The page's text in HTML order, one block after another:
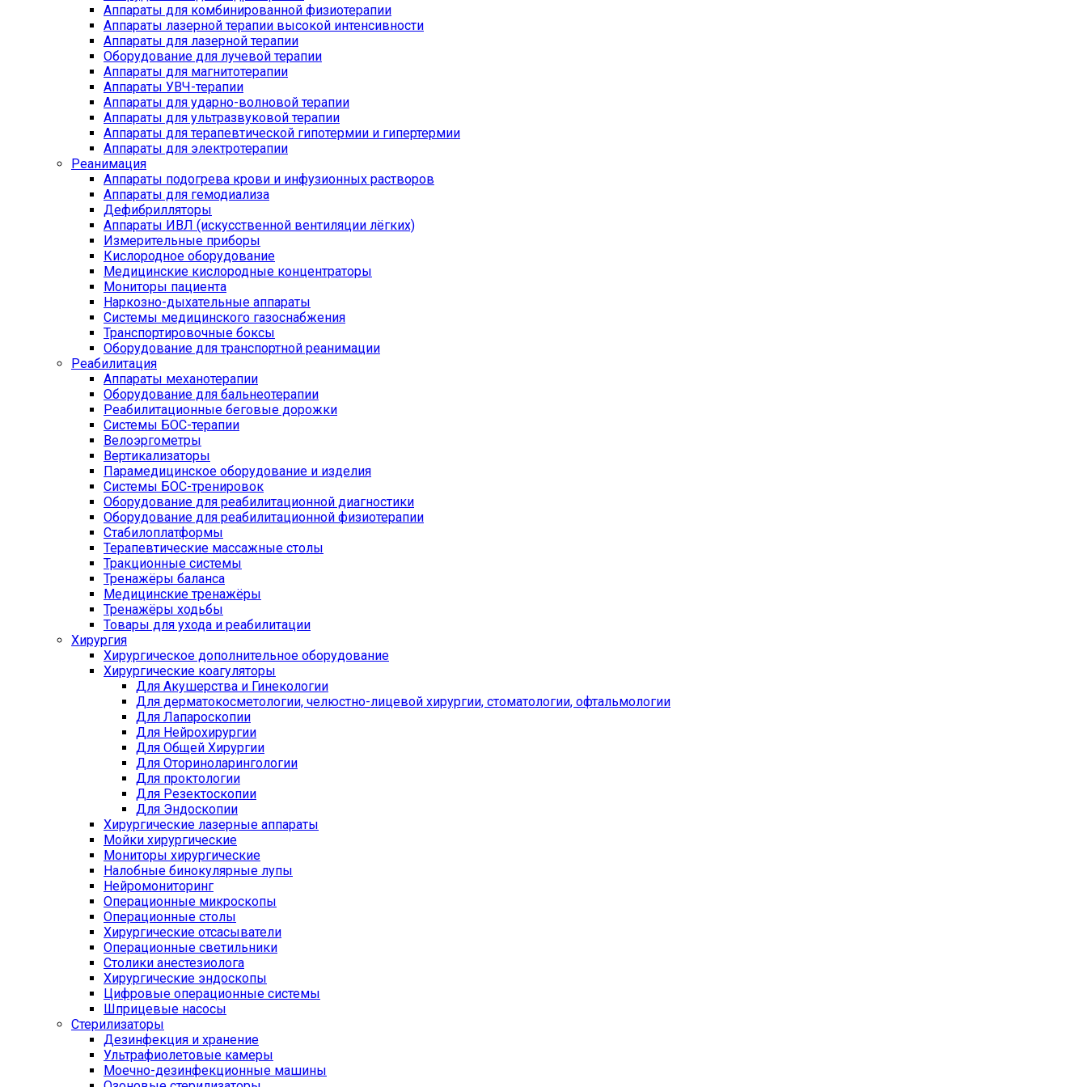
Аппараты для комбинированной физиотерапии
Аппараты лазерной терапии высокой интенсивности
Аппараты для лазерной терапии
Оборудование для лучевой терапии
Аппараты для магнитотерапии
Аппараты УВЧ-терапии
Аппараты для ударно-волновой терапии
Аппараты для ультразвуковой терапии
Аппараты для терапевтической гипотермии и гипертермии
Аппараты для электротерапии
Реанимация
Аппараты подогрева крови и инфузионных растворов
Аппараты для гемодиализа
Дефибрилляторы
Аппараты ИВЛ (искусственной вентиляции лёгких)
Измерительные приборы
Кислородное оборудование
Медицинские кислородные концентраторы
Мониторы пациента
Наркозно-дыхательные аппараты
Системы медицинского газоснабжения
Транспортировочные боксы
Оборудование для транспортной реанимации
Реабилитация
Аппараты механотерапии
Оборудование для бальнеотерапии
Реабилитационные беговые дорожки
Системы БОС-терапии
Велоэргометры
Вертикализаторы
Парамедицинское оборудование и изделия
Системы БОС-тренировок
Оборудование для реабилитационной диагностики
Оборудование для реабилитационной физиотерапии
Стабилоплатформы
Терапевтические массажные столы
Тракционные системы
Тренажёры баланса
Медицинские тренажёры
Тренажёры ходьбы
Товары для ухода и реабилитации
Хирургия
Хирургическое дополнительное оборудование
Хирургические коагуляторы
Для Акушерства и Гинекологии
Для дерматокосметологии, челюстно-лицевой хирургии, стоматологии, офтальмологии
Для Лапароскопии
Для Нейрохирургии
Для Общей Хирургии
Для Оториноларингологии
Для проктологии
Для Резектоскопии
Для Эндоскопии
Хирургические лазерные аппараты
Мойки хирургические
Мониторы хирургические
Налобные бинокулярные лупы
Нейромониторинг
Операционные микроскопы
Операционные столы
Хирургические отсасыватели
Операционные светильники
Столики анестезиолога
Хирургические эндоскопы
Цифровые операционные системы
Шприцевые насосы
Стерилизаторы
Дезинфекция и хранение
Ультрафиолетовые камеры
Моечно-дезинфекционные машины